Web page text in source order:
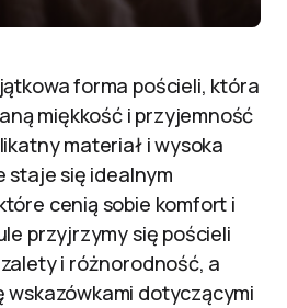
forma pościeli, która
miękkość i przyjemność
materiał i wysoka
staje się idealnym
cenią sobie komfort i
przyjrzymy się pościeli
i różnorodność, a
wskazówkami dotyczącymi